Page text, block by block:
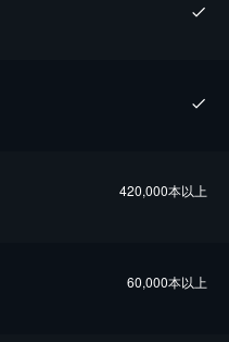
420,000本以上
60,000本以上